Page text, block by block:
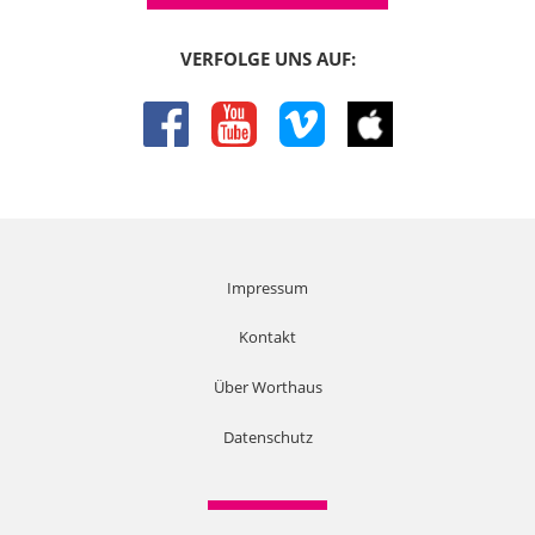
rede auch von dem mesopotamischen Bereich und auch
Grundformen waren ähnlich. Also erst mal stellt man sich
irgendeiner Form präsent ist. Es gab Kultbilder, das hatten
wir gestern schon, "eidola" auf Griechisch, und diese
verehrt wurden. Oder es gab vielleicht auch andere
Gegenstände. Sie erinnern sich, im alten Tempel stand die
die Bundeslade dort nicht mehr stand, war das Judentum
andere kultbildlose Kulte im Römischen Reich, in
Präsenz des Gottes in diesem Allerheiligsten, im Tempel,
VERFOLGE UNS AUF:
facebook youtube vimeo itunes
Impressum
Kontakt
Über Worthaus
Datenschutz